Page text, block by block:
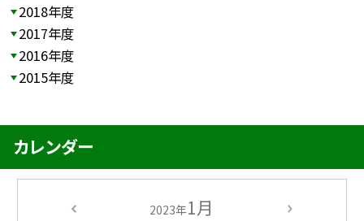
2018年度
2017年度
2016年度
2015年度
カレンダー
2023年1月